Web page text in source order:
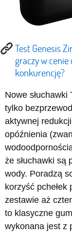
Test Genesis
graczy w cenie
konkurencję?
Nowe
tylko
aktywnej
opóźnienia
że słuchawki są
wody. Poradzą
korzyść
zestawie aż
to klasyczne
wykonana jest z